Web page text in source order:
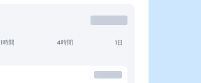
1時間 4時間 1日